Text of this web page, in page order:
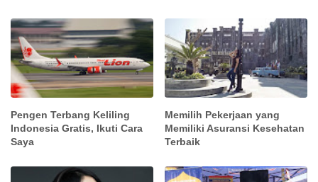
Pengen Terbang Keliling
Indonesia Gratis, Ikuti Cara
Saya
Memilih Pekerjaan yang
Memiliki Asuransi Kesehatan
Terbaik